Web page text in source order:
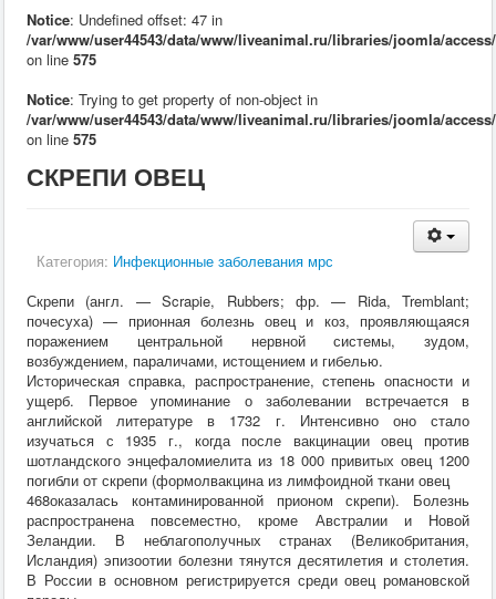
Выращивание
Кормление
Прочие
Ветеринария
Кормление
Пушные звери
Экзотические животные
Крс
Мрс
Лошадей
Свиньи
Собаки
Кошки
Птицы
Рыбы
Кролики
Пушные
Пчелы
Экзотические животные
Заразные заболевания
Инвазионные болезни
Инфекционные заболевания
Терапия
Гинекология
Диагностика
Notice: Undefined offset: 47 in
/var/www/user44543/data/www/liveanimal.ru/libraries/joomla/
on line 575
Notice: Trying to get property of non-object in
/var/www/user44543/data/www/liveanimal.ru/libraries/joomla/
on line 575
СКРЕПИ ОВЕЦ
Категория: Инфекционные заболевания мрс
Скрепи (англ. — Scrapie, Rubbers; фр. — Rida, Tremblant;
почесуха) — прионная болезнь овец и коз, проявляющаяся
поражением центральной нервной системы, зудом,
возбуждением, параличами, истощением и гибелью.
Историческая справка, распространение, степень опасности и
ущерб. Первое упоминание о заболевании встречается в
английской литературе в 1732 г. Интенсивно оно стало
изучаться с 1935 г., когда после вакцинации овец против
шотландского энцефаломиелита из 18 000 привитых овец 1200
погибли от скрепи (формолвакцина из лимфоидной ткани овец
468оказалась контаминированной прионом скрепи). Болезнь
распространена повсеместно, кроме Австралии и Новой
Зеландии. В неблагополучных странах (Великобритания,
Исландия) эпизоотии болезни тянутся десятилетия и столетия.
В России в основном регистрируется среди овец романовской